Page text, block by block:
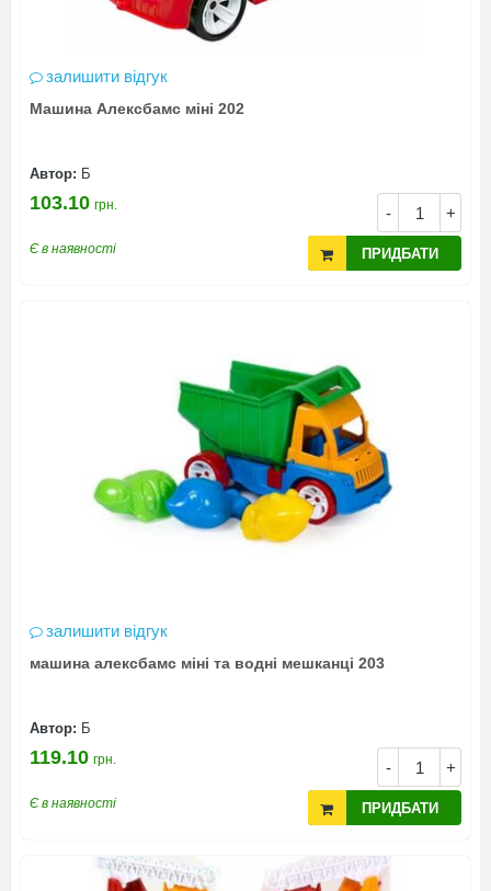
залишити відгук
Машина Алексбамс міні 202
Автор: Б
- +
103.10 грн.
Є в наявності ПРИДБАТИ
залишити відгук
машина алексбамс міні та водні мешканці 203
Автор: Б
- +
119.10 грн.
Є в наявності ПРИДБАТИ